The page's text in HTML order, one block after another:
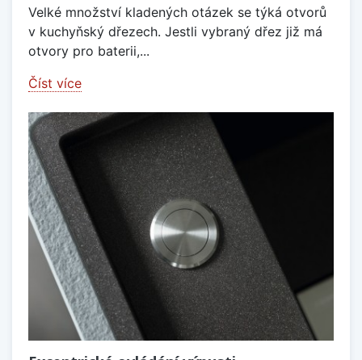
Velké množství kladených otázek se týká otvorů
v kuchyňský dřezech. Jestli vybraný dřez již má
otvory pro baterii,...
Číst více